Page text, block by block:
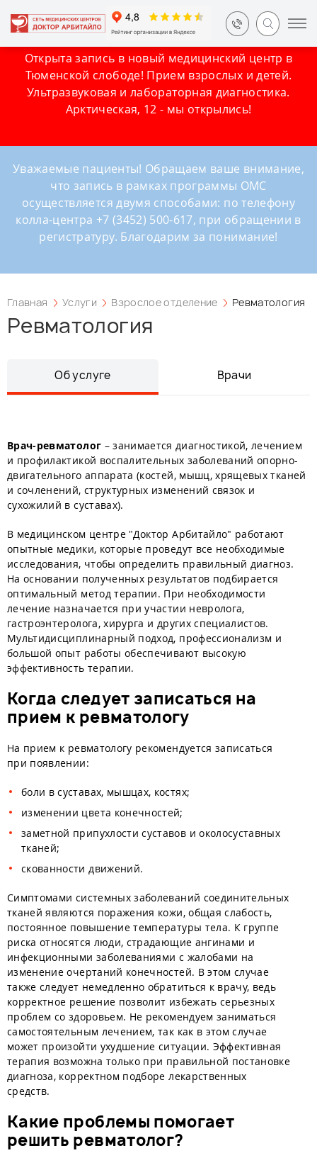
Открыта запись в новый медицинский центр в
Тюменской слободе! Прием взрослых и детей.
Ультразвуковая и лабораторная диагностика.
Арктическая, 12 - мы открылись!
Уважаемые пациенты! Обращаем ваше внимание,
что запись в рамках программы ОМС
осуществляется двумя способами: по телефону
колла-центра +7 (3452) 500-617, при обращении в
регистратуру. Благодарим за понимание!
Главная Услуги Взрослое отделение Ревматология
Ревматология
Об услуге Врачи
Врач-ревматолог – занимается диагностикой, лечением
и профилактикой воспалительных заболеваний опорно-
двигательного аппарата (костей, мышц, хрящевых тканей
и сочленений, структурных изменений связок и
сухожилий в суставах).
В медицинском центре "Доктор Арбитайло" работают
опытные медики, которые проведут все необходимые
исследования, чтобы определить правильный диагноз.
На основании полученных результатов подбирается
оптимальный метод терапии. При необходимости
лечение назначается при участии невролога,
гастроэнтеролога, хирурга и других специалистов.
Мультидисциплинарный подход, профессионализм и
большой опыт работы обеспечивают высокую
эффективность терапии.
Когда следует записаться на
прием к ревматологу
На прием к ревматологу рекомендуется записаться
при появлении:
боли в суставах, мышцах, костях;
изменении цвета конечностей;
заметной припухлости суставов и околосуставных
тканей;
скованности движений.
Симптомами системных заболеваний соединительных
тканей являются поражения кожи, общая слабость,
постоянное повышение температуры тела. К группе
риска относятся люди, страдающие ангинами и
инфекционными заболеваниями с жалобами на
изменение очертаний конечностей. В этом случае
также следует немедленно обратиться к врачу, ведь
корректное решение позволит избежать серьезных
проблем со здоровьем. Не рекомендуем заниматься
самостоятельным лечением, так как в этом случае
может произойти ухудшение ситуации. Эффективная
терапия возможна только при правильной постановке
диагноза, корректном подборе лекарственных
средств.
Какие проблемы помогает
решить ревматолог?